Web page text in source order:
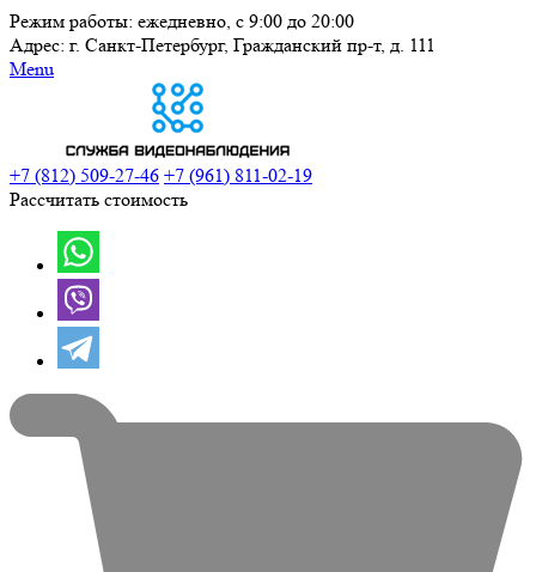
Режим работы: ежедневно, с 9:00 до 20:00
Адрес: г. Санкт-Петербург, Гражданский пр-т, д. 111
Menu
+7 (812) 509-27-46 +7 (961) 811-02-19
Рассчитать стоимость